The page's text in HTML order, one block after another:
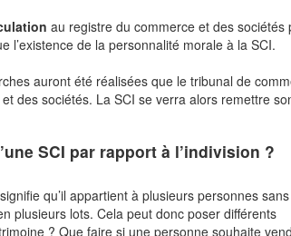
au registre du commerce et des sociétés
l’existence de la personnalité morale à la SCI.
auront été réalisées que le tribunal de
des sociétés. La SCI se verra alors remettre
SCI par rapport à l’indivision ?
qu’il appartient à plusieurs personnes
plusieurs lots. Cela peut donc poser différents
? Que faire si une personne souhaite